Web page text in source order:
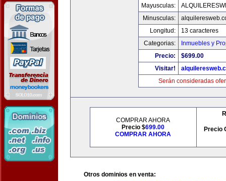
Mayusculas:
Minusculas:
Longitud:
13 caracteres
Categorias:
Inmuebles y
Precio:
$699.00
Visitar!
Serán consideradas
COMPRAR AHORA
Precio $699.00
COMPRAR AHORA
Precio
Otros dominios en venta: